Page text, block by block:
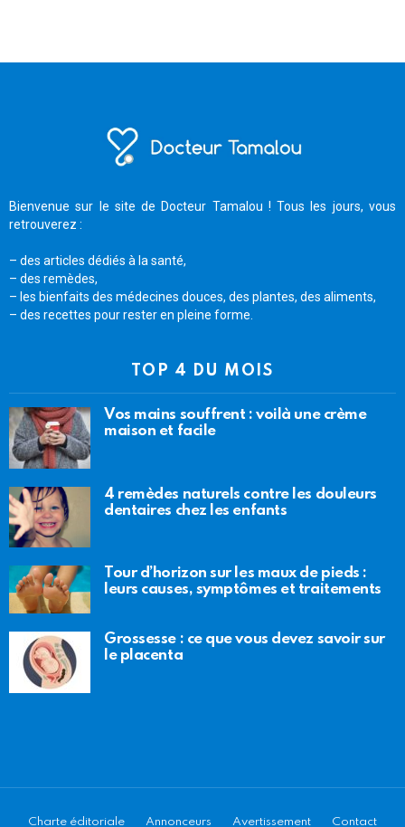
Bienvenue sur le site de Docteur Tamalou ! Tous les jours, vous
retrouverez :
– des articles dédiés à la santé,
– des remèdes,
– les bienfaits des médecines douces, des plantes, des aliments,
– des recettes pour rester en pleine forme.
TOP 4 DU MOIS
Vos mains souffrent : voilà une crème
maison et facile
4 remèdes naturels contre les douleurs
dentaires chez les enfants
Tour d’horizon sur les maux de pieds :
leurs causes, symptômes et traitements
Grossesse : ce que vous devez savoir sur
le placenta
Charte éditoriale Annonceurs Avertissement Contact